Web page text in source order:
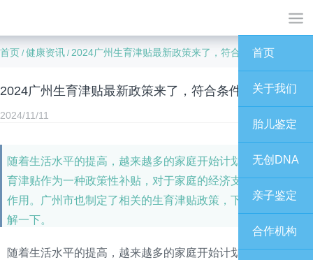
首页
关于我们
胎儿鉴定
无创DNA
亲子鉴定
合作机构
首页 /健康资讯 / 2024广州生育津贴最新政策来了，符合条件就可以领取
2024广州生育津贴最新政策来了，符合条件就可以领取
2024/11/11
随着生活水平的提高，越来越多的家庭开始计划生育，而生
育津贴作为一种政策性补贴，对于家庭的经济支持起着重要
作用。广州市也制定了相关的生育津贴政策，下面我们来了
解一下。
随着生活水平的提高，越来越多的家庭开始计划生育，而生